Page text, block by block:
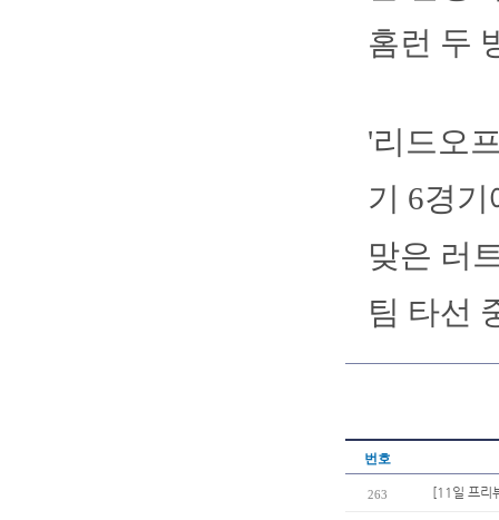
홈런 두
'리드오
기 6경
맞은 러
팀 타선
번호
263 [11일 프리